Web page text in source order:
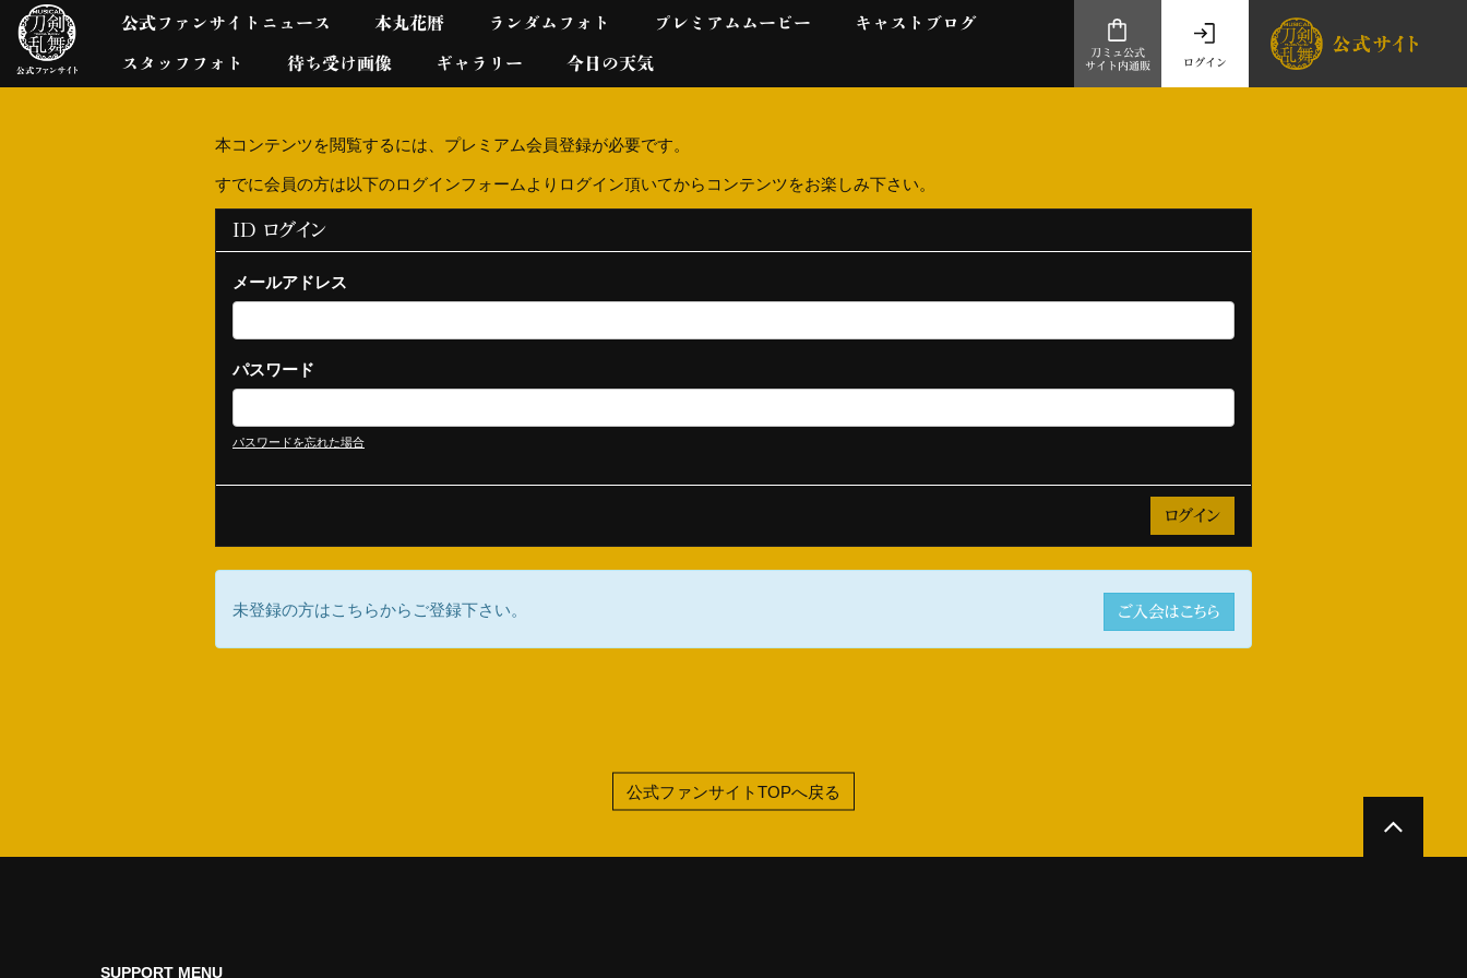
公式ファンサイトニュース 本丸花暦 ランダムフォト プレミアムムービー キャストブログ
スタッフフォト 待ち受け画像 ギャラリー 今日の天気 ログイン
刀ミュ公式
サイト内通販
本コンテンツを閲覧するには、プレミアム会員登録が必要です。
すでに会員の方は以下のログインフォームよりログイン頂いてからコンテンツをお楽しみ下さい。
ID ログイン
メールアドレス
パスワード
パスワードを忘れた場合
未登録の方はこちらからご登録下さい。 ご入会はこちら
公式ファンサイトTOPへ戻る
SUPPORT MENU